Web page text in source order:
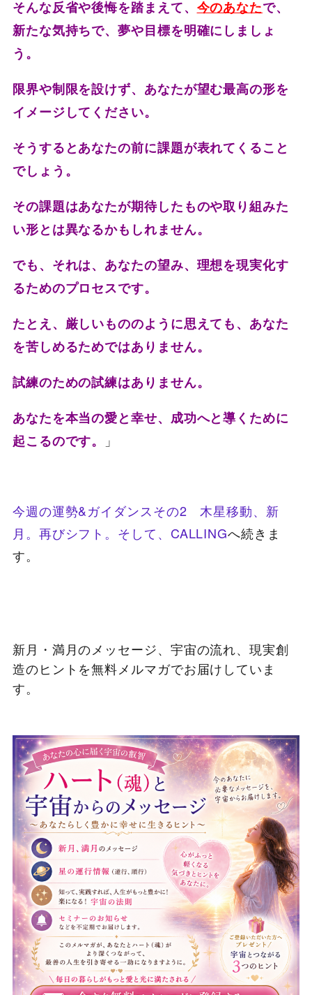
そんな反省や後悔を踏まえて、 今のあなたで、
新たな気持ちで、夢や目標を明確にしましょ
う。
限界や制限を設けず、あなたが望む最高の形を
イメージしてください。
そうするとあなたの前に課題が表れてくること
でしょう。
その課題はあなたが期待したものや取り組みた
い形とは異なるかもしれません。
でも、それは、あなたの望み、理想を現実化す
るためのプロセスです。
たとえ、厳しいもののように思えても、あなた
を苦しめるためではありません。
試練のための試練はありません。
あなたを本当の愛と幸せ、成功へと導くために
起こるのです。
」
今週の運勢&ガイダンスその2 木星移動、新
月。再びシフト。そして、CALLINGへ続きま
す。
新月・満月のメッセージ、宇宙の流れ、現実創
造のヒントを無料メルマガでお届けしていま
す。